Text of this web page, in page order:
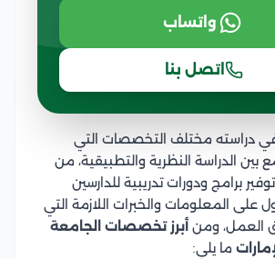
واتساب
اتصل بنا
دراسته مختلف التخصصات التي
بين الدراسة النظرية والتطبيقية، من
برامج ودورات تدريبية للدارسين
المعلومات والخبرات اللازمة التي
العمل، ومن أبرز تخصصات الجامعة
ما يلي: